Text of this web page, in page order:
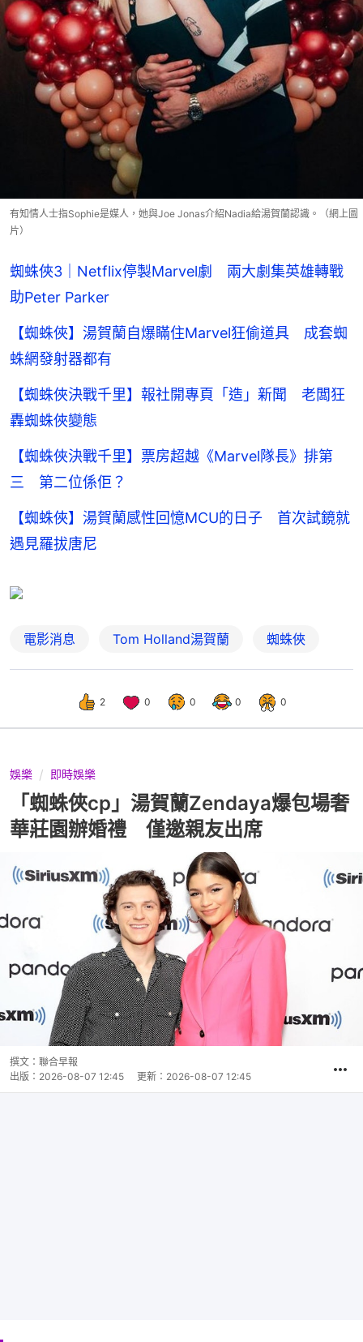
有知情人士指Sophie是媒人，她與Joe Jonas介紹Nadia給湯賀蘭認識。（網上圖
片）
蜘蛛俠3｜Netflix停製Marvel劇 兩大劇集英雄轉戰
助Peter Parker
【蜘蛛俠】湯賀蘭自爆瞞住Marvel狂偷道具 成套蜘
蛛網發射器都有
【蜘蛛俠決戰千里】報社開專頁「造」新聞 老闆狂
轟蜘蛛俠變態
【蜘蛛俠決戰千里】票房超越《Marvel隊長》排第
三 第二位係佢？
【蜘蛛俠】湯賀蘭感性回憶MCU的日子 首次試鏡就
遇見羅拔唐尼
電影消息 Tom Holland湯賀蘭 蜘蛛俠
2 0 0 0 0
娛樂 即時娛樂
「蜘蛛俠cp」湯賀蘭Zendaya爆包場奢
華莊園辦婚禮 僅邀親友出席
撰文： 聯合早報
出版： 2026-08-07 12:45 更新： 2026-08-07 12:45